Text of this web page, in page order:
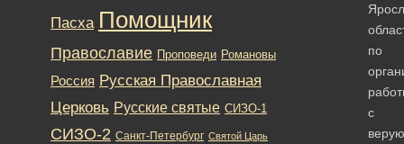
по
с
Пасха Помощник
Православие Проповеди Романовы
Россия Русская Православная
Церковь Русские святые СИЗО-1
СИЗО-2 Санкт-Петербург Святой Царь